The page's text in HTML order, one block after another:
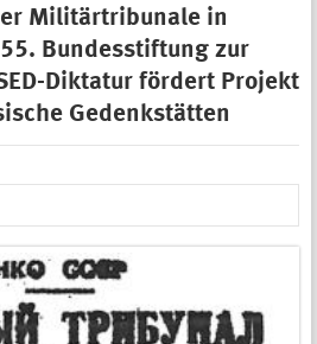
Militärtribunale in
Bundesstiftung zur
Diktatur fördert Projekt
Gedenkstätten